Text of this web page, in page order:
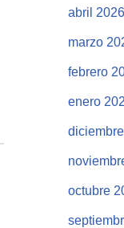
abril 2026
marzo
febrero
enero
octubre